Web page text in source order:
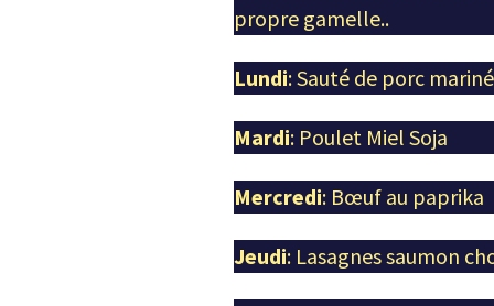
propre gamelle..
Lundi: Sauté de porc mariné
Mardi: Poulet Miel Soja
Mercredi: Bœuf au paprika
Jeudi: Lasagnes saumon